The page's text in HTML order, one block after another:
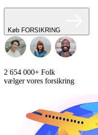
Køb FORSIKRING
2 654 000+ Folk
vælger vores forsikring